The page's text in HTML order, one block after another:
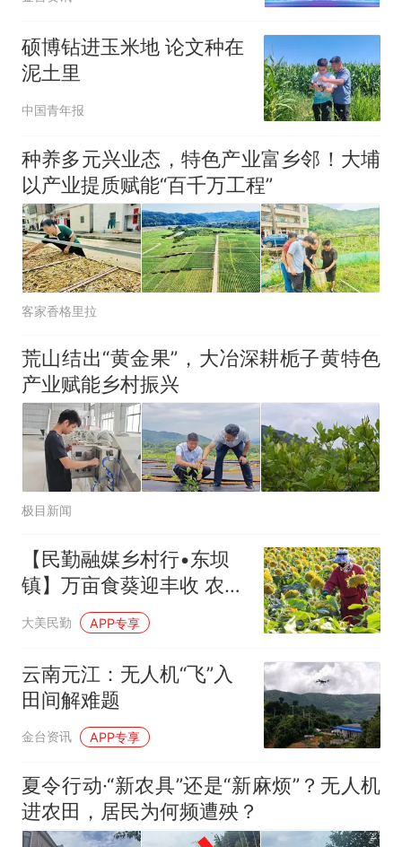
硕博钻进玉米地 论文种在
泥土里
中国青年报
种养多元兴业态，特色产业富乡邻！大埔
以产业提质赋能“百千万工程”
客家香格里拉
荒山结出“黄金果”，大冶深耕栀子黄特色
产业赋能乡村振兴
极目新闻
【民勤融媒乡村行•东坝
镇】万亩食葵迎丰收 农民
增收有“钱途”
大美民勤 APP专享
云南元江：无人机“飞”入
田间解难题
金台资讯 APP专享
夏令行动·“新农具”还是“新麻烦”？无人机
进农田，居民为何频遭殃？